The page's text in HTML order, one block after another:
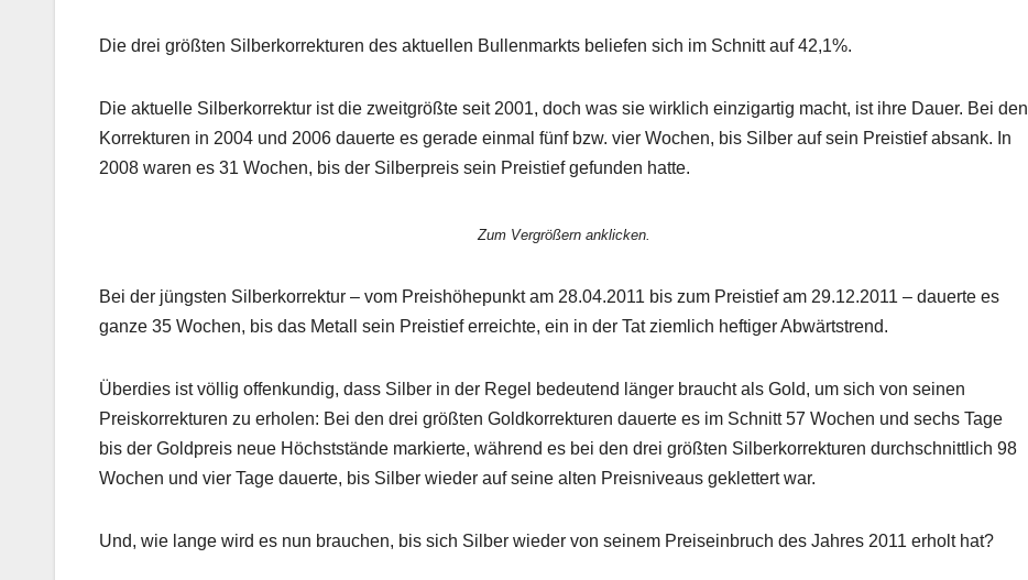
Die drei größten Silberkorrekturen des aktuellen Bullenmarkts beliefen sich im Schnitt auf 42,1%.
Die aktuelle Silberkorrektur ist die zweitgrößte seit 2001, doch was sie wirklich einzigartig macht, ist ihre Dauer. Bei den
Korrekturen in 2004 und 2006 dauerte es gerade einmal fünf bzw. vier Wochen, bis Silber auf sein Preistief absank. In
2008 waren es 31 Wochen, bis der Silberpreis sein Preistief gefunden hatte.
Zum Vergrößern anklicken.
Bei der jüngsten Silberkorrektur – vom Preishöhepunkt am 28.04.2011 bis zum Preistief am 29.12.2011 – dauerte es
ganze 35 Wochen, bis das Metall sein Preistief erreichte, ein in der Tat ziemlich heftiger Abwärtstrend.
Überdies ist völlig offenkundig, dass Silber in der Regel bedeutend länger braucht als Gold, um sich von seinen
Preiskorrekturen zu erholen: Bei den drei größten Goldkorrekturen dauerte es im Schnitt 57 Wochen und sechs Tage
bis der Goldpreis neue Höchststände markierte, während es bei den drei größten Silberkorrekturen durchschnittlich 98
Wochen und vier Tage dauerte, bis Silber wieder auf seine alten Preisniveaus geklettert war.
Und, wie lange wird es nun brauchen, bis sich Silber wieder von seinem Preiseinbruch des Jahres 2011 erholt hat?